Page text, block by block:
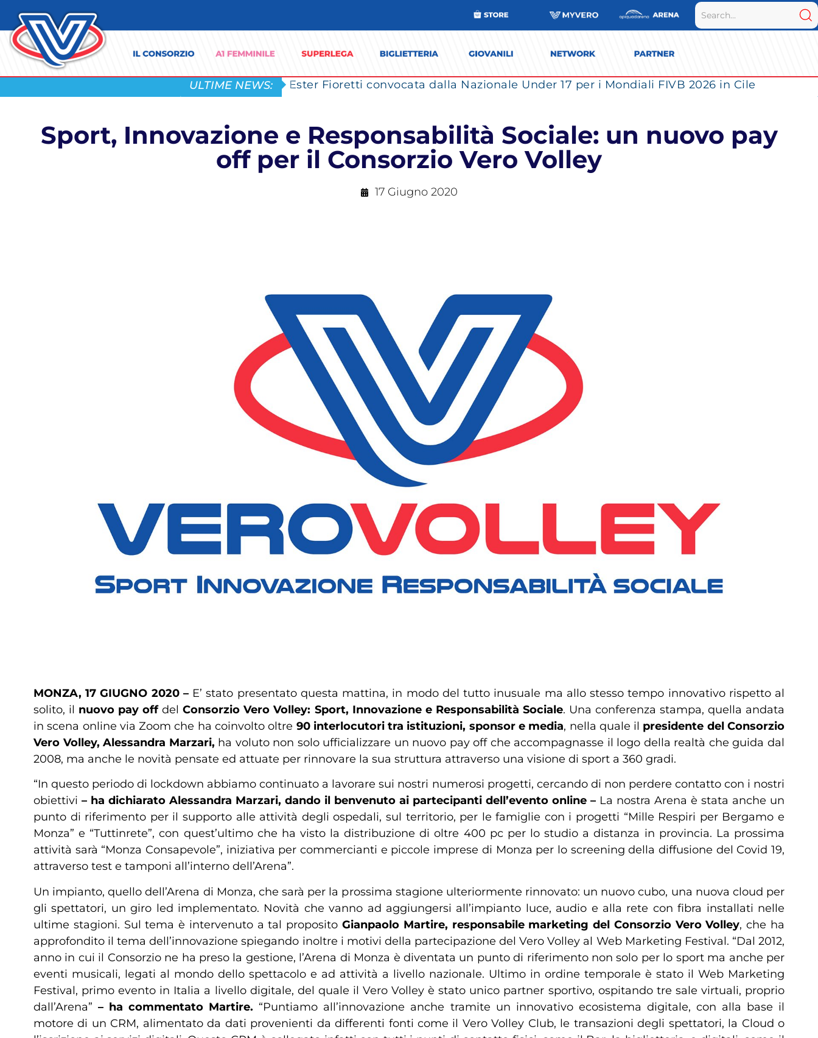
ULTIME NEWS: Ester Fioretti convocata dalla Nazionale Under 17 per i Mondiali FIVB 2026 in Cile
Sport, Innovazione e Responsabilità Sociale: un nuovo pay
off per il Consorzio Vero Volley
17 Giugno 2020
MONZA, 17 GIUGNO 2020 – E’ stato presentato questa mattina, in modo del tutto inusuale ma allo stesso tempo innovativo rispetto al
solito, il nuovo pay offdelConsorzio Vero Volley: Sport, Innovazione e Responsabilità Sociale. Una conferenza stampa, quella andata
in scena online via Zoom che ha coinvolto oltre 90 interlocutori tra istituzioni, sponsor e media, nella quale il presidente del Consorzio
Vero Volley, Alessandra Marzari, ha voluto non solo ufficializzare un nuovo pay off che accompagnasse il logo della realtà che guida dal
2008, ma anche le novità pensate ed attuate per rinnovare la sua struttura attraverso una visione di sport a 360 gradi.
“In questo periodo di lockdown abbiamo continuato a lavorare sui nostri numerosi progetti, cercando di non perdere contatto con i nostri
obiettivi – ha dichiarato Alessandra Marzari, dando il benvenuto ai partecipanti dell’evento online – La nostra Arena è stata anche un
punto di riferimento per il supporto alle attività degli ospedali, sul territorio, per le famiglie con i progetti “Mille Respiri per Bergamo e
Monza” e “Tuttinrete”, con quest’ultimo che ha visto la distribuzione di oltre 400 pc per lo studio a distanza in provincia. La prossima
attività sarà “Monza Consapevole”, iniziativa per commercianti e piccole imprese di Monza per lo screening della diffusione del Covid 19,
attraverso test e tamponi all’interno dell’Arena”.
Un impianto, quello dell’Arena di Monza, che sarà per la prossima stagione ulteriormente rinnovato: un nuovo cubo, una nuova cloud per
gli spettatori, un giro led implementato. Novità che vanno ad aggiungersi all’impianto luce, audio e alla rete con fibra installati nelle
ultime stagioni. Sul tema è intervenuto a tal proposito Gianpaolo Martire, responsabile marketing del Consorzio Vero Volley, che ha
approfondito il tema dell’innovazione spiegando inoltre i motivi della partecipazione del Vero Volley al Web Marketing Festival. “Dal 2012,
anno in cui il Consorzio ne ha preso la gestione, l’Arena di Monza è diventata un punto di riferimento non solo per lo sport ma anche per
eventi musicali, legati al mondo dello spettacolo e ad attività a livello nazionale. Ultimo in ordine temporale è stato il Web Marketing
Festival, primo evento in Italia a livello digitale, del quale il Vero Volley è stato unico partner sportivo, ospitando tre sale virtuali, proprio
dall’Arena”– ha commentato Martire. “Puntiamo all’innovazione anche tramite un innovativo ecosistema digitale, con alla base il
motore di un CRM, alimentato da dati provenienti da differenti fonti come il Vero Volley Club, le transazioni degli spettatori, la Cloud o